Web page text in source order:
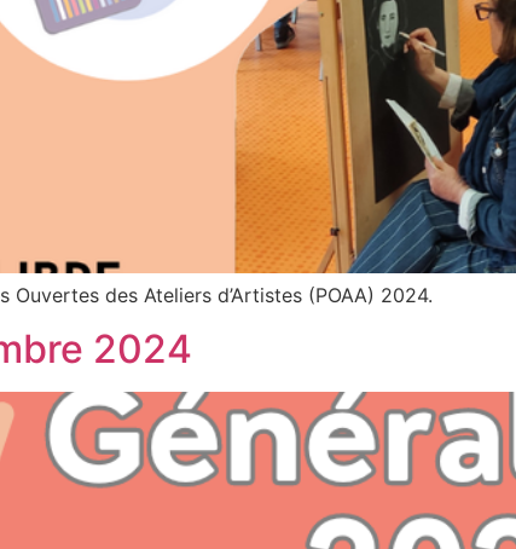
des Ateliers d’Artistes (POAA) 2024.
2024